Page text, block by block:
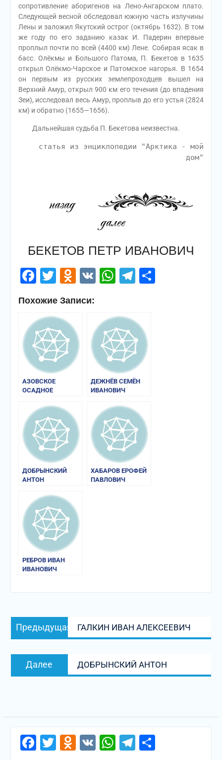
сопротивление аборигенов на Лено-Ангарском плато.
Следующей весной обследовал южную часть излучины
Лены и заложил Якутский острог (октябрь 1632). В том
же году по его заданию казак И. Падерин впервые
проплыл почти по всей (4400 км) Лене. Собирая ясак в
басс. Олёкмы и Большого Патома, П. Бекетов в 1635
открыл Олёкмо-Чарское и Патомское нагорья. В 1654
он первым из русских землепроходцев вышел на
Верхний Амур, открыл 900 км его течения (до впадения
Зеи), исследовал весь Амур, проплыв до его устья (2824
км) и обратно (1655—1656).
Дальнейшая судьба П. Бекетова неизвестна.
статья из энциклопедии "Арктика - мой
дом"
БЕКЕТОВ ПЕТР ИВАНОВИЧ
Facebook
Twitter
Odnoklassniki
VKWhatsApp
Telegram
Похожие Записи:
АЗОВСКОЕ
ОСАДНОЕ
ГОДА
ДЕЖНЁВ СЕМЁН
ИВАНОВИЧ
ДОБРЫНСКИЙ
АНТОН
ХАБАРОВ ЕРОФЕЙ
ПАВЛОВИЧ
РЕБРОВ ИВАН
ИВАНОВИЧ
Навигация
по
Предыдущая
запись:
ГАЛКИН ИВАН АЛЕКСЕЕВИЧ
Далее
запись:
ДОБРЫНСКИЙ АНТОН
Facebook
Twitter
Odnoklassniki
VKWhatsApp
Telegram